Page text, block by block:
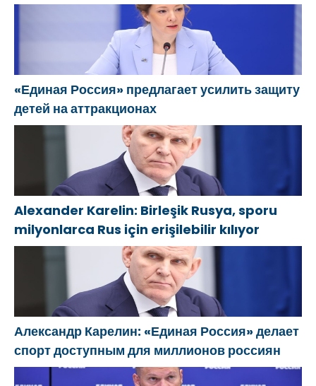
yardımcı
öneriyor
«Единая Россия» предлагает усилить защиту
детей на аттракционах
Alexander Karelin: Birleşik Rusya, sporu
milyonlarca Rus için erişilebilir kılıyor
Александр Карелин: «Единая Россия» делает
спорт доступным для миллионов россиян